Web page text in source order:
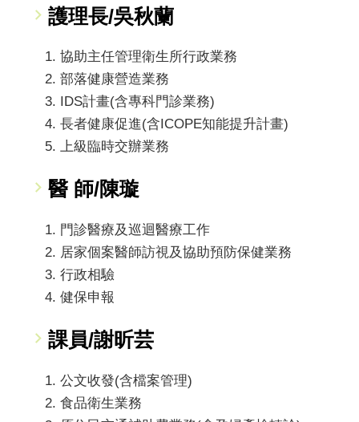
護理長/吳秋蘭
協助主任管理衛生所行政業務
部落健康營造業務
IDS計畫(含專科門診業務)
長者健康促進(含ICOPE知能提升計畫)
上級臨時交辦業務
醫 師/陳璇
門診醫療及巡迴醫療工作
居家個案醫師訪視及協助預防保健業務
行政相驗
健保申報
課員/謝昕芸
公文收發(含檔案管理)
食品衛生業務